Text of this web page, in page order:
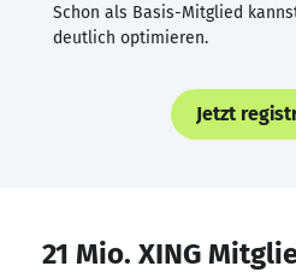
Schon als Basis-Mitglied
deutlich optimieren.
Jetzt
21 Mio. XING